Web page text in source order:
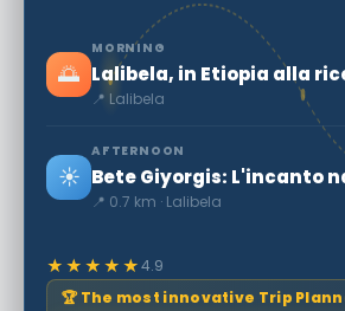
🌅
MORNING
📍 Lalibela
☀️
AFTERNOON
📍 0.7 km · Lalibela
★★★★★4.9
🏆 The most innovative Trip